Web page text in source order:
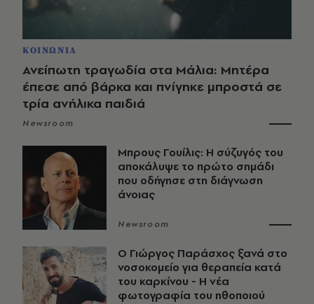
ΚΟΙΝΩΝΙΑ
Ανείπωτη τραγωδία στα Μάλια: Μητέρα
έπεσε από βάρκα και πνίγηκε μπροστά σε
τρία ανήλικα παιδιά
Newsroom
Μπρους Γουίλις: Η σύζυγός του
αποκάλυψε το πρώτο σημάδι
που οδήγησε στη διάγνωση
άνοιας
Newsroom
O Γιώργος Παράσχος ξανά στο
νοσοκομείο για θεραπεία κατά
του καρκίνου - Η νέα
φωτογραφία του ηθοποιού